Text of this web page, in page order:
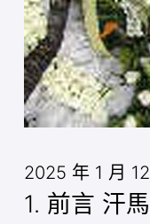
2025 年 1 月
1. 前言 汗